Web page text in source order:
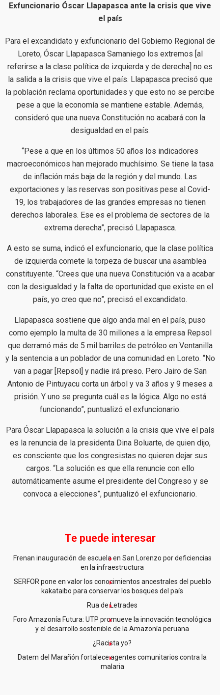
Exfuncionario Óscar Llapapasca ante la crisis que vive
el país
Para el excandidato y exfuncionario del Gobierno Regional de
Loreto, Óscar Llapapasca Samaniego los extremos [al
referirse a la clase política de izquierda y de derecha] no es
la salida a la crisis que vive el país. Llapapasca precisó que
la población reclama oportunidades y que esto no se percibe
pese a que la economía se mantiene estable. Además,
consideró que una nueva Constitución no acabará con la
desigualdad en el país.
“Pese a que en los últimos 50 años los indicadores
macroeconómicos han mejorado muchísimo. Se tiene la tasa
de inflación más baja de la región y del mundo. Las
exportaciones y las reservas son positivas pese al Covid-
19, los trabajadores de las grandes empresas no tienen
derechos laborales. Ese es el problema de sectores de la
extrema derecha”, precisó Llapapasca.
A esto se suma, indicó el exfuncionario, que la clase política
de izquierda comete la torpeza de buscar una asamblea
constituyente. “Crees que una nueva Constitución va a acabar
con la desigualdad y la falta de oportunidad que existe en el
país, yo creo que no”, precisó el excandidato.
Llapapasca sostiene que algo anda mal en el país, puso
como ejemplo la multa de 30 millones a la empresa Repsol
que derramó más de 5 mil barriles de petróleo en Ventanilla
y la sentencia a un poblador de una comunidad en Loreto. “No
van a pagar [Repsol] y nadie irá preso. Pero Jairo de San
Antonio de Pintuyacu corta un árbol y va 3 años y 9 meses a
prisión. Y uno se pregunta cuál es la lógica. Algo no está
funcionando”, puntualizó el exfuncionario.
Para Óscar Llapapasca la solución a la crisis que vive el país
es la renuncia de la presidenta Dina Boluarte, de quien dijo,
es consciente que los congresistas no quieren dejar sus
cargos. “La solución es que ella renuncie con ello
automáticamente asume el presidente del Congreso y se
convoca a elecciones”, puntualizó el exfuncionario.
Te puede interesar
Frenan inauguración de escuela en San Lorenzo por deficiencias
en la infraestructura
SERFOR pone en valor los conocimientos ancestrales del pueblo
kakataibo para conservar los bosques del país
Rua de Letrades
Foro Amazonía Futura: UTP promueve la innovación tecnológica
y el desarrollo sostenible de la Amazonía peruana
¿Racista yo?
Datem del Marañón fortalece agentes comunitarios contra la
malaria